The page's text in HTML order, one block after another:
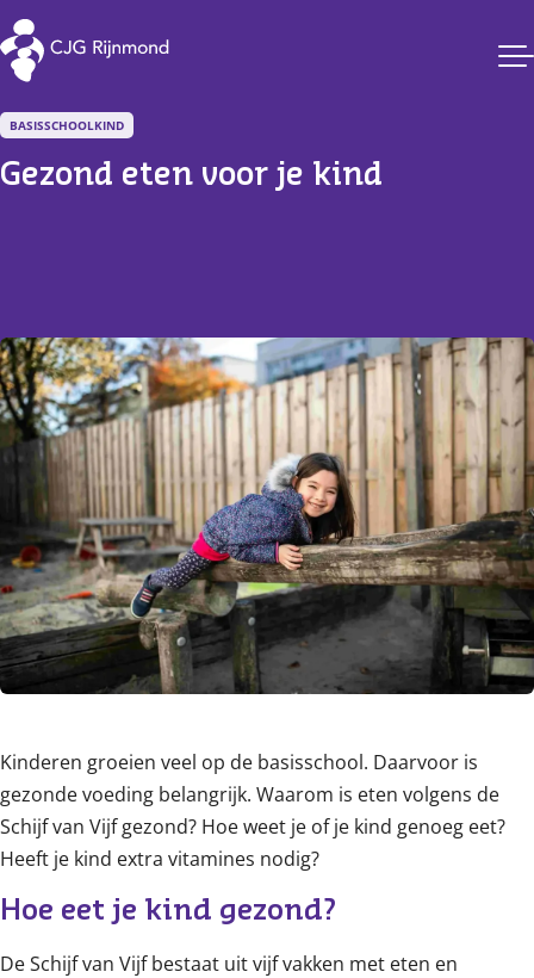
CJG Rijnmond
BASISSCHOOLKIND
Gezond eten voor je kind
Kinderen groeien veel op de basisschool. Daarvoor is
gezonde voeding belangrijk. Waarom is eten volgens de
Schijf van Vijf gezond? Hoe weet je of je kind genoeg eet?
Heeft je kind extra vitamines nodig?
Hoe eet je kind gezond?
De Schijf van Vijf bestaat uit vijf vakken met eten en